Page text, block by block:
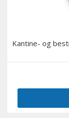
Kantine- og